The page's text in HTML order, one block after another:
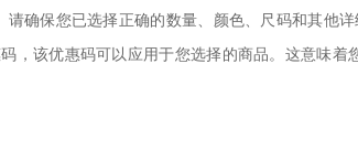
确保您已选择正确的数量、颜色、尺码和其他详
该优惠码可以应用于您选择的商品。这意味着